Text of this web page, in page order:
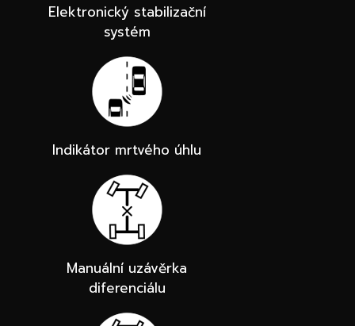
Elektronický stabilizační
systém
Indikátor mrtvého úhlu
Manuální uzávěrka
diferenciálu